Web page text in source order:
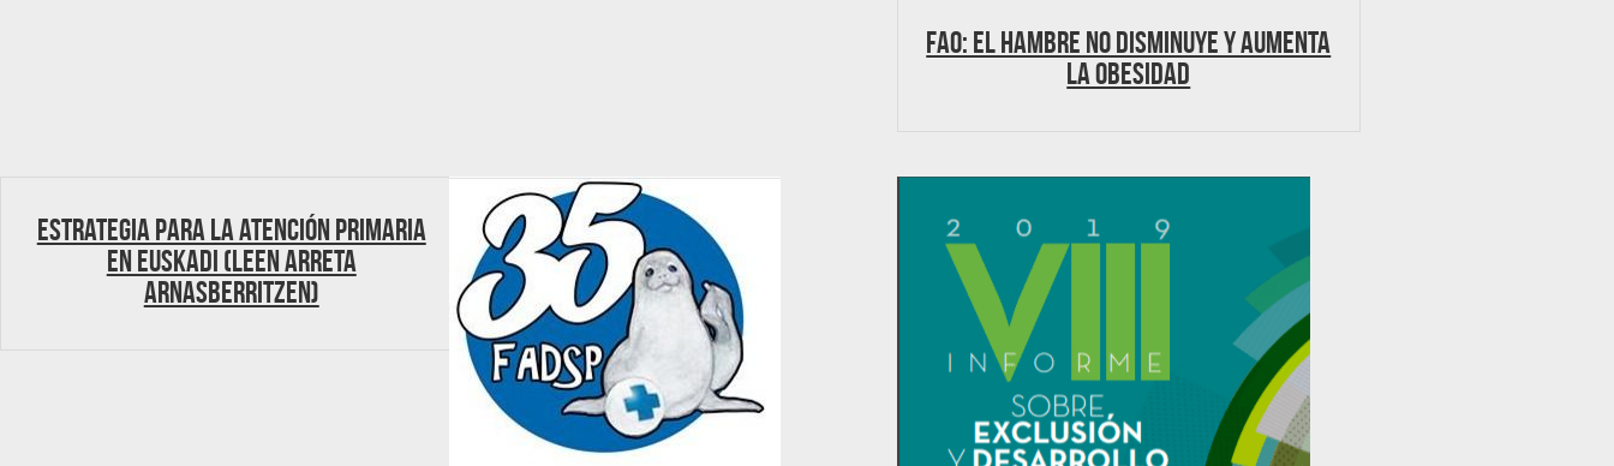
FAO: El hambre no disminuye y aumenta
la obesidad
Estrategia para la Atención Primaria
en Euskadi (Leen Arreta
Arnasberritzen)